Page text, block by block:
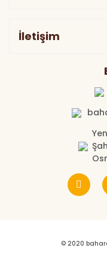
İletişim
© 2020